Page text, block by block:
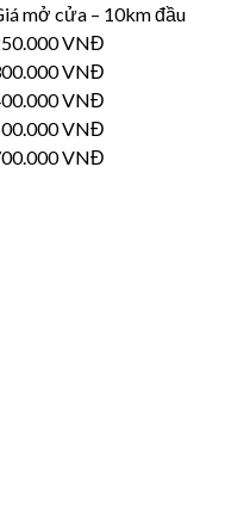
mở cửa – 10km đầu
VNĐ
VNĐ
VNĐ
VNĐ
VNĐ